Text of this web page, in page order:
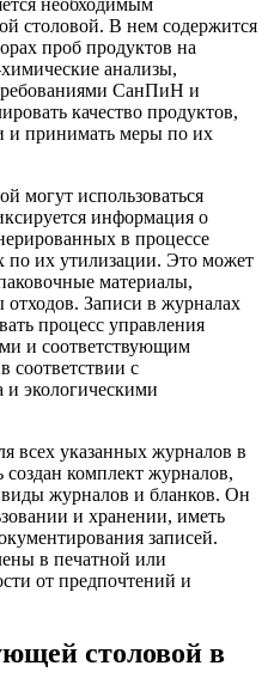
необходимым
столовой. В нем содержится
проб продуктов на
анализы,
СанПиН и
качество продуктов,
и принимать меры по их
могут использоваться
информация о
в процессе
по их утилизации. Это может
материалы,
Записи в журналах
процесс управления
и соответствующим
соответствии с
и экологическими
всех указанных журналов в
комплект журналов,
журналов и бланков. Он
и хранении, иметь
записей.
в печатной или
от предпочтений и
столовой в